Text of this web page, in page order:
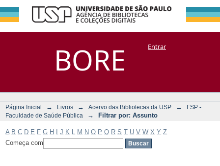
BORE
Filtrar por:
Assunto
DSpace/Manakin + CoriscoEntrar
Página Inicial → Livros → Acervo das Bibliotecas da USP →
FSP -
Faculdade de Saúde Pública
→ Filtrar por: Assunto
A B C D E F G H J K M N O P Q R S T U V W X Y Z
Começa com